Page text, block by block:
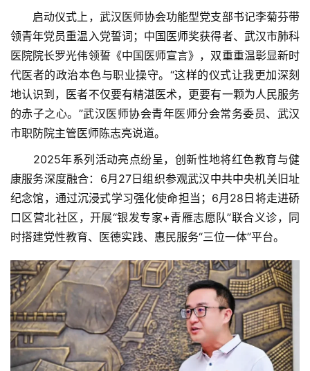
启动仪式上，武汉医师协会功能型党支部书记李菊芬带
领青年党员重温入党誓词；中国医师奖获得者、武汉市肺科
医院院长罗光伟领誓《中国医师宣言》，双重重温彰显新时
代医者的政治本色与职业操守。“这样的仪式让我更加深刻
地认识到，医者不仅要有精湛医术，更要有一颗为人民服务
的赤子之心。”武汉医师协会青年医师分会常务委员、武汉
市职防院主管医师陈志亮说道。
2025年系列活动亮点纷呈，创新性地将红色教育与健
康服务深度融合：6月27日组织参观武汉中共中央机关旧址
纪念馆，通过沉浸式学习强化使命担当；6月28日将走进硚
口区营北社区，开展“银发专家+青雁志愿队”联合义诊，同
时搭建党性教育、医德实践、惠民服务“三位一体”平台。